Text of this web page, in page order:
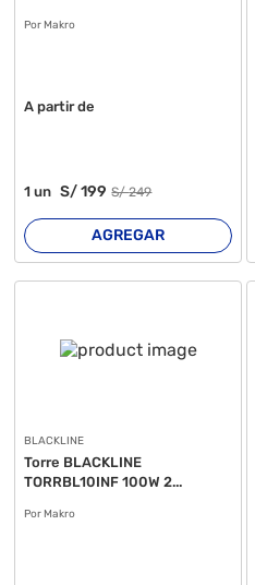
Por Makro
A partir de
1un S/199 S/249
AGREGAR
BLACKLINE
Torre BLACKLINE
TORRBL10INF 100W 2...
Por Makro